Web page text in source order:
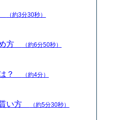
（約3分30秒）
め方 （約6分50秒）
は？ （約4分）
い方 （約5分30秒）